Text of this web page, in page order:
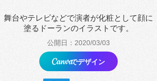
舞台やテレビなどで演者が化粧として顔に
塗るドーランのイラストです。
公開日：2020/03/03
でデザイン